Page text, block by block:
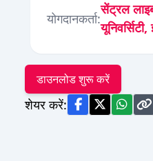
योगदानकर्ता:
सेंट्रल
डाउनलोड शुरू करें
शेयर करें: